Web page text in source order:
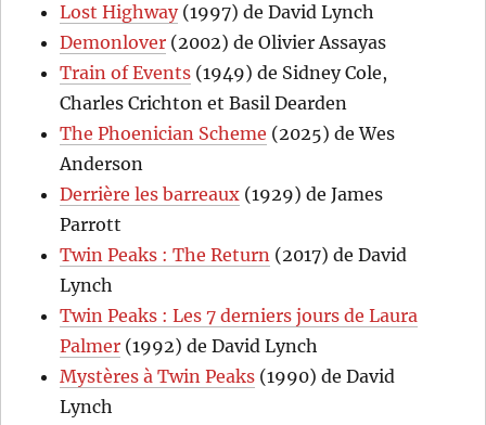
Lost Highway(1997) de David Lynch
Demonlover (2002) de Olivier Assayas
Train of Events (1949) de Sidney Cole,
Charles Crichton et Basil Dearden
The Phoenician Scheme (2025) de Wes
Anderson
Derrière les barreaux (1929) de James
Parrott
Twin Peaks : The Return (2017) de David
Lynch
Twin Peaks : Les 7 derniers jours de Laura
Palmer (1992) de David Lynch
Mystères à Twin Peaks (1990) de David
Lynch